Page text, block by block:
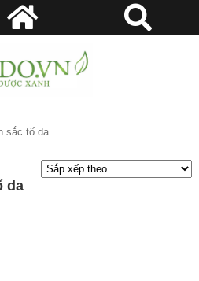
sắc tố da
da